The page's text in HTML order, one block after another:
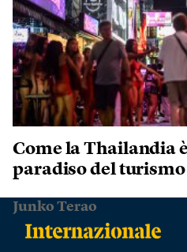
Come la Thailandia
paradiso del turismo
Junko Terao